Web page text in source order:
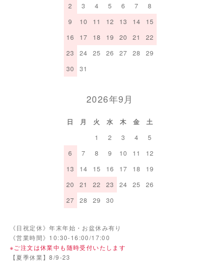
2
3 4 5 6 7
8
9
10 11 12 13 14
15
16
17 18 19 20 21
22
23
24 25 26 27 28
29
30
31
2026年9月
日 月 火 水 木 金
土
1
2 3 4
5
6
7 8 9 10 11
12
13
14 15 16 17 18
19
20
21 22 23 24 25
26
27
28 29 30
《日祝定休》年末年始・お盆休み有り
《営業時間》10:30-16:00/17:00
※ご注文は休業中も随時受付いたします
【夏季休業】8/9-23